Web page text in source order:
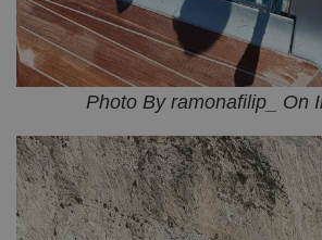
Photo By ramonafilip_ On